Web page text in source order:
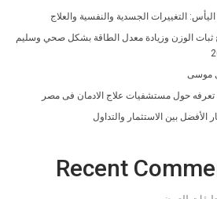
التغييرات الجسدية والنفسية والعلاج
ثبات الوزن وزيادة معدل الطاقة بشكل صحي وسليم
موسى
تعرفه حول مستشفيات علاج الادمان فى مصر
الأفضل بين الاستثمار والتداول
Recent